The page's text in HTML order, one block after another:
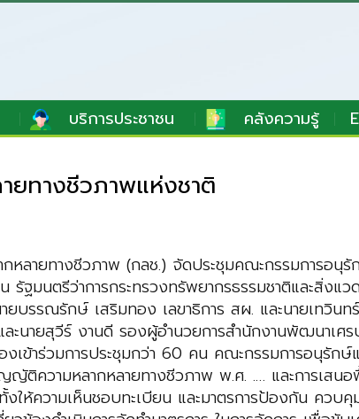
บริการประชาชน คลังความรู้
ยทางชีวภาพแห่งชาติ
ายทางชีวภาพ (กลช.) จัดประชุมคณะกรรมการอนุรัก
นตรีว่าการกระทรวงทรัพยากรธรรมชาติและสิ่งแว
ยบรรณรักษ์ เสริมทอง เลขาธิการ สผ. และนายเทวิน
ะนายสุวีร์ งานดี รองผู้อำนวยการสำนักงานพัฒนาเ
าร่วมการประชุมกว่า 60 คน คณะกรรมการอนุรักษ์แ
ติความหลากหลายทางชีวภาพ พ.ศ. .… และการเสน
ห้ความเห็นชอบทะเบียน และมาตรการป้องกัน ควบ